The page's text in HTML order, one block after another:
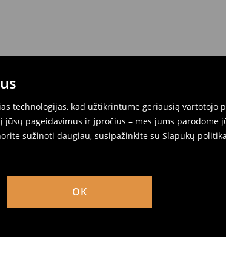
technologijas, kad užtikrintume geriausią
pageidavimus ir įpročius – mes jums
sužinoti daugiau, susipažinkite su Slapukų politika
OK